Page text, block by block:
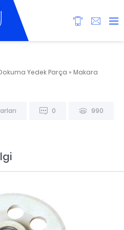
Yedek Parça » Makara
0 990